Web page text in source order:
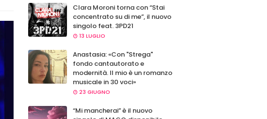
Clara Moroni torna con “Stai
concentrato su di me”, il nuovo
singolo feat. 3PD21
13 LUGLIO
Anastasia: «Con "Strega"
fondo cantautorato e
modernità. Il mio è un romanzo
musicale in 30 voci»
23 GIUGNO
“Mi mancherai” è il nuovo